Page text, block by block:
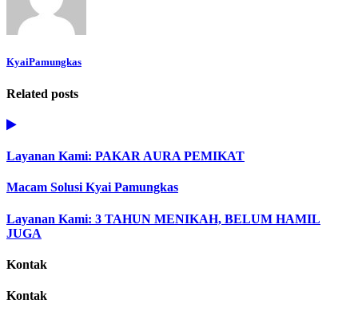
KyaiPamungkas
Related posts
Layanan Kami: PAKAR AURA PEMIKAT
Macam Solusi Kyai Pamungkas
Layanan Kami: 3 TAHUN MENIKAH, BELUM HAMIL
JUGA
Kontak
Kontak